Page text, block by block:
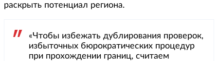
раскрыть потенциал региона.
«Чтобы избежать дублирования проверок,
избыточных бюрократических процедур
при прохождении границ, считаем